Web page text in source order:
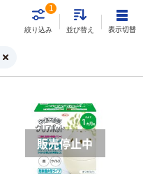
絞り込み
1
並び替え 表示切替